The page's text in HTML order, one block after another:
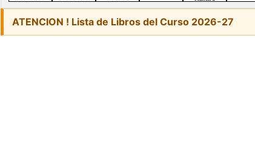
ATENCION ! Lista de Libros del Curso 2026-27